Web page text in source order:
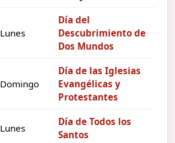
Lunes
Día del
Descubrimiento de
Dos Mundos
Domingo
Día de las Iglesias
Evangélicas y
Protestantes
Lunes
Día de Todos los
Santos